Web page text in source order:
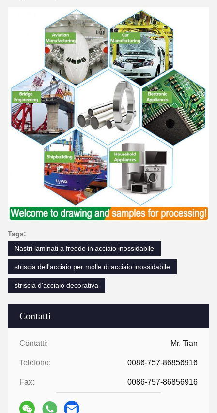
Contatti
Contatti: Mr. Tian
Telefono: 0086-757-86856916
Fax: 0086-757-86856916
Tags:
Nastri laminati a freddo in acciaio inossidabile
striscia dell'acciaio per molle di acciaio inossidabile
striscia d'acciaio decorativa